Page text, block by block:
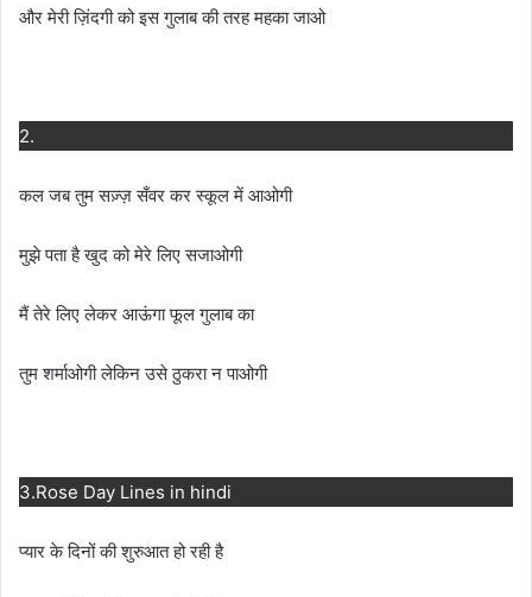
और मेरी ज़िंदगी को इस गुलाब की तरह महका जाओ
2.
कल जब तुम सज़्ज़ सँवर कर स्कूल में आओगी
मुझे पता है खुद को मेरे लिए सजाओगी
मैं तेरे लिए लेकर आऊंगा फूल गुलाब का
तुम शर्माओगी लेकिन उसे ठुकरा न पाओगी
3.Rose Day Lines in hindi
प्यार के दिनों की शुरुआत हो रही है